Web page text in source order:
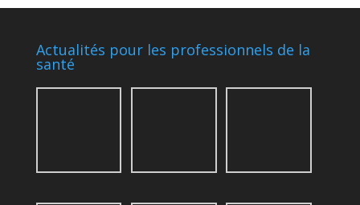
Actualités pour les professionnels de la
santé